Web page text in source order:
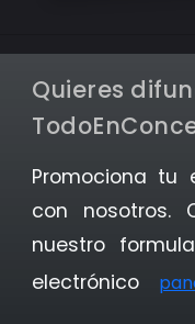
Quieres
Promociona tu
con nosotros.
nuestro
electrónico